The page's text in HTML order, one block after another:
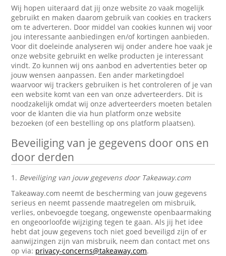
Wij hopen uiteraard dat jij onze website zo vaak mogelijk
gebruikt en maken daarom gebruik van cookies en trackers
om te adverteren. Door middel van cookies kunnen wij voor
jou interessante aanbiedingen en/of kortingen aanbieden.
Voor dit doeleinde analyseren wij onder andere hoe vaak je
onze website gebruikt en welke producten je interessant
vindt. Zo kunnen wij ons aanbod en advertenties beter op
jouw wensen aanpassen. Een ander marketingdoel
waarvoor wij trackers gebruiken is het controleren of je van
een website komt van een van onze adverteerders. Dit is
noodzakelijk omdat wij onze adverteerders moeten betalen
voor de klanten die via hun platform onze website
bezoeken (of een bestelling op ons platform plaatsen).
Beveiliging van je gegevens door ons en
door derden
1. Beveiliging van jouw gegevens door Takeaway.com
Takeaway.com neemt de bescherming van jouw gegevens
serieus en neemt passende maatregelen om misbruik,
verlies, onbevoegde toegang, ongewenste openbaarmaking
en ongeoorloofde wijziging tegen te gaan. Als jij het idee
hebt dat jouw gegevens toch niet goed beveiligd zijn of er
aanwijzingen zijn van misbruik, neem dan contact met ons
op via: privacy-concerns@takeaway.com.